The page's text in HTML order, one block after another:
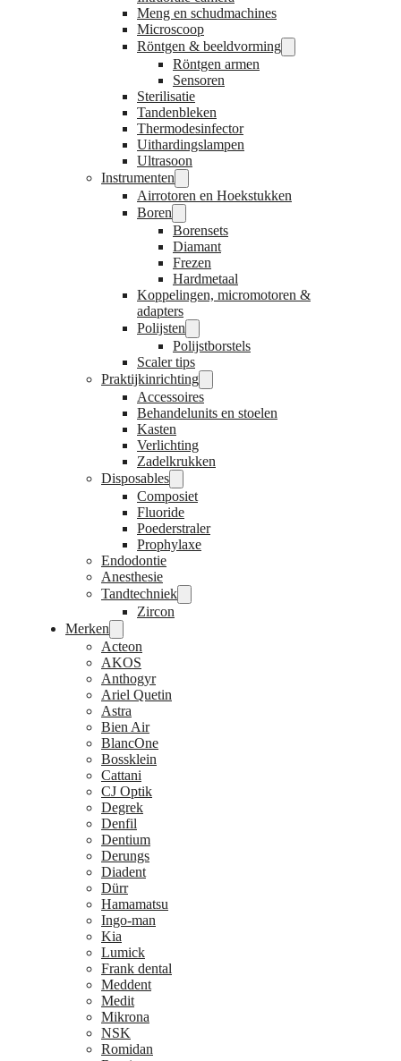
Meng en schudmachines
Microscoop
Röntgen & beeldvorming
Röntgen armen
Sensoren
Sterilisatie
Tandenbleken
Thermodesinfector
Uithardingslampen
Ultrasoon
Instrumenten
Airrotoren en Hoekstukken
Boren
Borensets
Diamant
Frezen
Hardmetaal
Koppelingen, micromotoren &
adapters
Polijsten
Polijstborstels
Scaler tips
Praktijkinrichting
Accessoires
Behandelunits en stoelen
Kasten
Verlichting
Zadelkrukken
Disposables
Composiet
Fluoride
Poederstraler
Prophylaxe
Endodontie
Anesthesie
Tandtechniek
Zircon
Merken
Acteon
AKOS
Anthogyr
Ariel Quetin
Astra
Bien Air
BlancOne
Bossklein
Cattani
CJ Optik
Degrek
Denfil
Dentium
Derungs
Diadent
Dürr
Hamamatsu
Ingo-man
Kia
Lumick
Frank dental
Meddent
Medit
Mikrona
NSK
Romidan